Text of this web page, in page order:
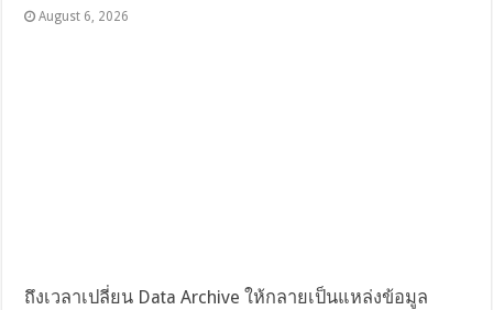
August 6, 2026
ถึงเวลาเปลี่ยน Data Archive ให้กลายเป็นแหล่งข้อมูล